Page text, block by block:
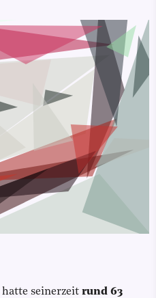
hatte seinerzeit rund 63